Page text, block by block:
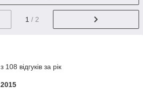
1 / 2
відгуків за рік